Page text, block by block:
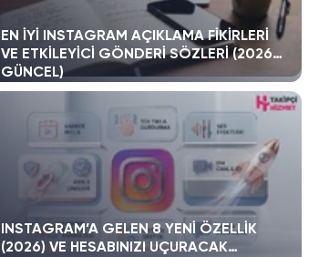
EN İYI INSTAGRAM AÇIKLAMA FIKIRLERI
VE ETKILEYICI GÖNDERI SÖZLERI (2026
GÜNCEL)
INSTAGRAM’A GELEN 8 YENI ÖZELLIK
(2026) VE HESABINIZI UÇURACAK